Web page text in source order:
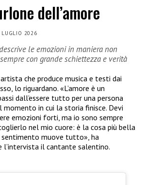
dell’amore
LUGLIO 2026
le emozioni in maniera non
con grande schiettezza e verità
che produce musica e testi dai
lo riguardano. «L’amore è un
dall’essere tutto per una persona
momento in cui la storia finisce. Devi
emozioni forti, ma io sono sempre
nel mio cuore: è la cosa più bella
sentimento muove tutto», ha
l’intervista il cantante salentino.